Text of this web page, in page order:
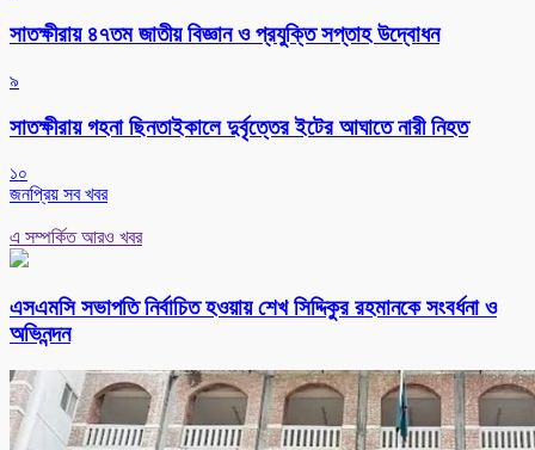
সাতক্ষীরায় ৪৭তম জাতীয় বিজ্ঞান ও প্রযুক্তি সপ্তাহ উদ্বোধন
৯
সাতক্ষীরায় গহনা ছিনতাইকালে দুর্বৃত্তের ইটের আঘাতে নারী নিহত
১০
জনপ্রিয় সব খবর
এ সম্পর্কিত আরও খবর
এসএমসি সভাপতি নির্বাচিত হওয়ায় শেখ সিদ্দিকুর রহমানকে সংবর্ধনা ও
অভিনন্দন